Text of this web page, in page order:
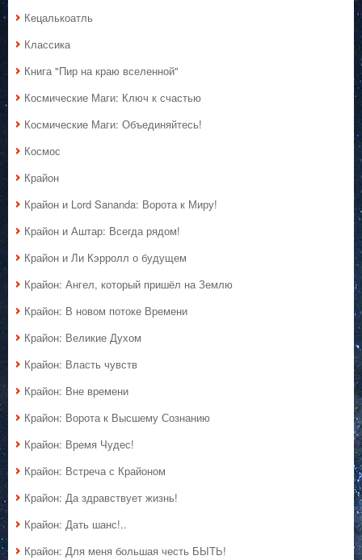
Кецалькоатль
Классика
Книга "Пир на краю вселенной"
Космические Маги: Ключ к счастью
Космические Маги: Объединяйтесь!
Космос
Крайон
Крайон и Lord Sananda: Ворота к Миру!
Крайон и Аштар: Всегда рядом!
Крайон и Ли Кэрролл о будущем
Крайон: Ангел, который пришёл на Землю
Крайон: В новом потоке Времени
Крайон: Великие Духом
Крайон: Власть чувств
Крайон: Вне времени
Крайон: Ворота к Высшему Сознанию
Крайон: Время Чудес!
Крайон: Встреча с Крайоном
Крайон: Да здравствует жизнь!
Крайон: Дать шанс!..
Крайон: Для меня большая честь БЫТЬ!